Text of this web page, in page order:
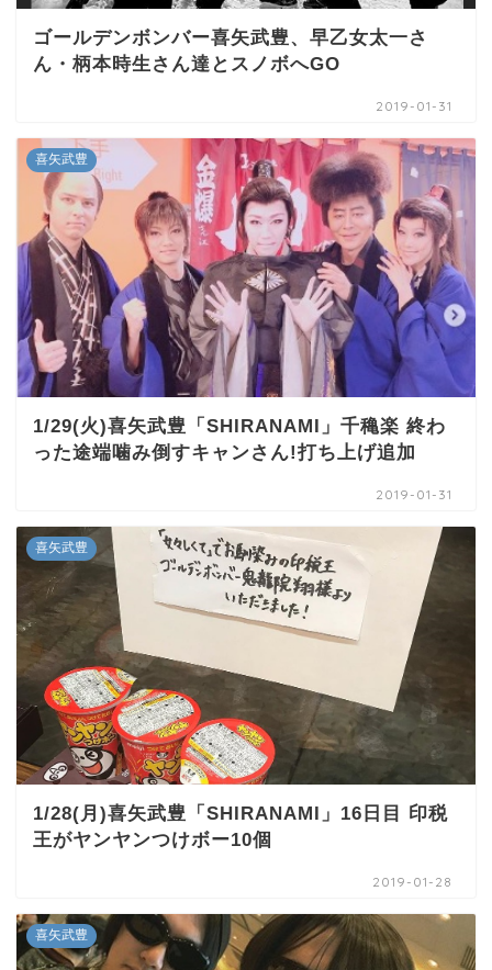
ゴールデンボンバー喜矢武豊、早乙女太一さ
ん・柄本時生さん達とスノボへGO
2019-01-31
喜矢武豊
1/29(火)喜矢武豊「SHIRANAMI」千穐楽 終わ
った途端噛み倒すキャンさん!打ち上げ追加
2019-01-31
喜矢武豊
1/28(月)喜矢武豊「SHIRANAMI」16日目 印税
王がヤンヤンつけボー10個
2019-01-28
喜矢武豊